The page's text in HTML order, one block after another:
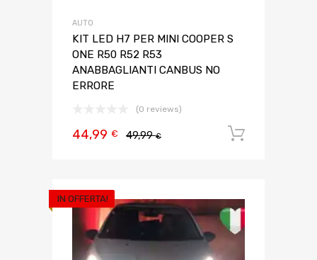
AUTO
KIT LED H7 PER MINI COOPER S
ONE R50 R52 R53
ANABBAGLIANTI CANBUS NO
ERRORE
(0 reviews)
49,99€
44,99 €
IN OFFERTA!